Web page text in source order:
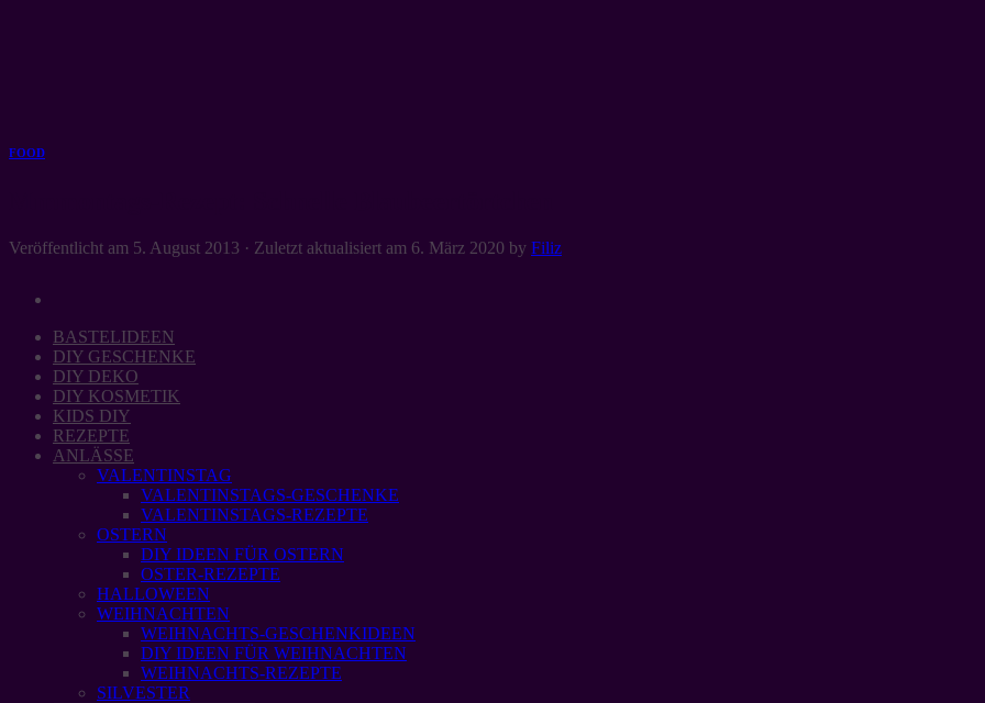
BASTELIDEEN
DIY GESCHENKE
DIY DEKO
DIY KOSMETIK
KIDS DIY
REZEPTE
ANLÄSSE
VALENTINSTAG
VALENTINSTAGS-GESCHENKE
VALENTINSTAGS-REZEPTE
OSTERN
DIY IDEEN FÜR OSTERN
OSTER-REZEPTE
HALLOWEEN
WEIHNACHTEN
WEIHNACHTS-GESCHENKIDEEN
DIY IDEEN FÜR WEIHNACHTEN
WEIHNACHTS-REZEPTE
SILVESTER
FOOD
Veröffentlicht am 5. August 2013 · Zuletzt aktualisiert am 6. März 2020 by Filiz